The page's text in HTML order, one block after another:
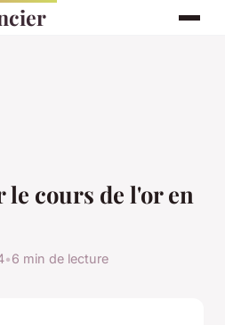
cours de l'or en
•6 min de lecture